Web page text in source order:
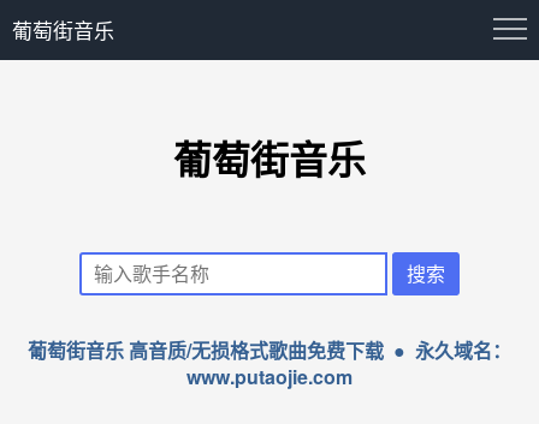
葡萄街音乐
葡萄街音乐
葡萄街音乐 高音质/无损格式歌曲免费下载 ● 永久域名：
www.putaojie.com